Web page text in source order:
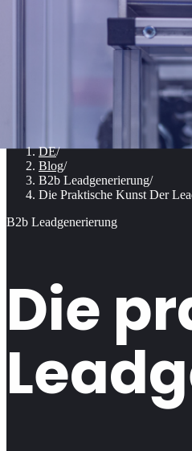
DE/
Blog/
B2b Leadgenerierung/
Die Praktische Kunst Der
B2b Leadgenerierung
Die